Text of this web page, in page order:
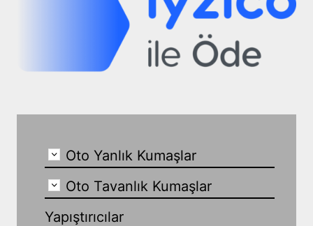
Oto Yanlık Kumaşlar
Oto Tavanlık Kumaşlar
Yapıştırıcılar